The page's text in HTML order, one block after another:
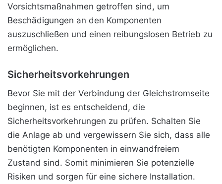
Vorsichtsmaßnahmen getroffen sind, um
Beschädigungen an den Komponenten
auszuschließen und einen reibungslosen Betrieb zu
ermöglichen.
Sicherheitsvorkehrungen
Bevor Sie mit der Verbindung der Gleichstromseite
beginnen, ist es entscheidend, die
Sicherheitsvorkehrungen zu prüfen. Schalten Sie
die Anlage ab und vergewissern Sie sich, dass alle
benötigten Komponenten in einwandfreiem
Zustand sind. Somit minimieren Sie potenzielle
Risiken und sorgen für eine sichere Installation.